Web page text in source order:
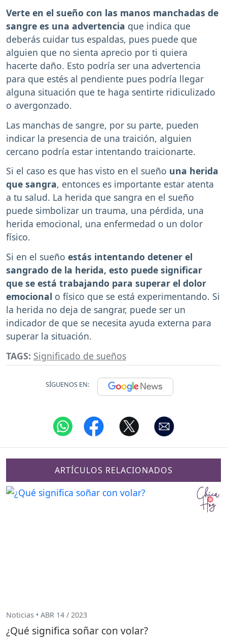
Verte en el sueño con las manos manchadas de
sangre es una advertencia que indica que
deberás cuidar tus espaldas, pues puede que
alguien que no sienta aprecio por ti quiera
hacerte daño. Esto podría ser una advertencia
para que estés al pendiente pues podría llegar
alguna situación que te haga sentirte ridiculizado
o avergonzado.
Las manchas de sangre, por su parte, pueden
indicar la presencia de una traición, alguien
cercano podría estar intentando traicionarte.
Si el caso es que has visto en el sueño una herida
que sangra, entonces es importante estar atenta
a tu salud. La herida que sangra en el sueño
puede simbolizar un trauma, una pérdida, una
herida emocional, una enfermedad o un dolor
físico.
Si en el sueño estás intentando detener el
sangrado de la herida, esto puede significar
que se está trabajando para superar el dolor
emocional o físico que se está experimentando. Si
la herida no deja de sangrar, puede ser un
indicador de que se necesita ayuda externa para
superar la situación.
TAGS: Significado de sueños
SÍGUENOS EN:
ARTÍCULOS RELACIONADOS
Noticias • ABR 14 / 2023
¿Qué significa soñar con volar?